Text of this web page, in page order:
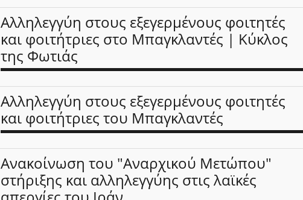
Αλληλεγγύη στους εξεγερμένους φοιτητές
και φοιτήτριες στο Μπαγκλαντές | Κύκλος
της Φωτιάς
Αλληλεγγύη στους εξεγερμένους φοιτητές
και φοιτήτριες του Μπαγκλαντές
Ανακοίνωση του "Αναρχικού Μετώπου"
στήριξης και αλληλεγγύης στις λαϊκές